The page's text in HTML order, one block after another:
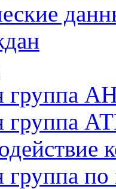
группа
группа
группа